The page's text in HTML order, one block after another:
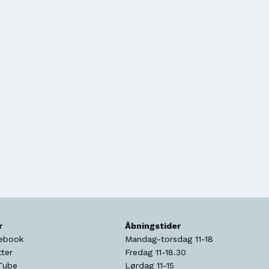
Åbningstider
Mandag-torsdag 11-18
Fredag 11-18.30
Lørdag 11-15